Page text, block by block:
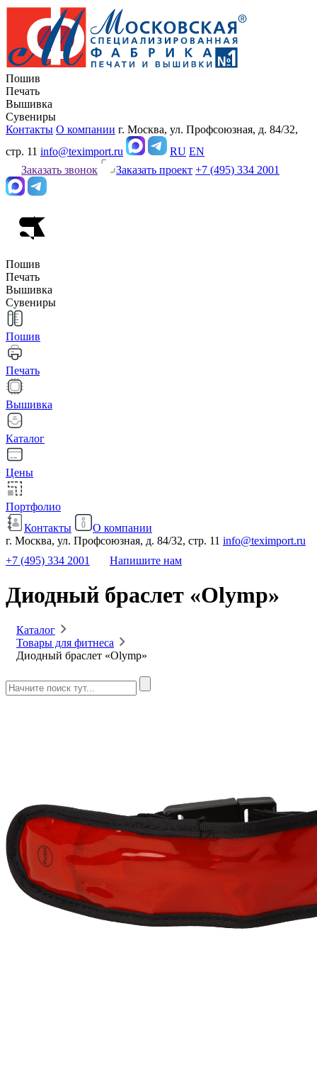
Пошив
Печать
Вышивка
Сувениры
Контакты О компании г. Москва, ул. Профсоюзная, д. 84/32,
стр. 11 info@teximport.ru RU EN
Заказать звонок
Заказать проект +7 (495) 334 2001
Пошив
Печать
Вышивка
Сувениры
Пошив
Печать
Вышивка
Каталог
Цены
Портфолио
Контакты
О компании
г. Москва, ул. Профсоюзная, д. 84/32, стр. 11 info@teximport.ru
+7 (495) 334 2001
Напишите нам
Диодный браслет «Olymp»
Каталог
Товары для фитнеса
Диодный браслет «Olymp»